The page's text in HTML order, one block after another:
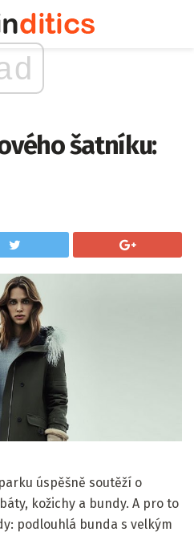
šatníku:
úspěšně soutěží o
kožichy a bundy. A pro to
podlouhlá bunda s velkým